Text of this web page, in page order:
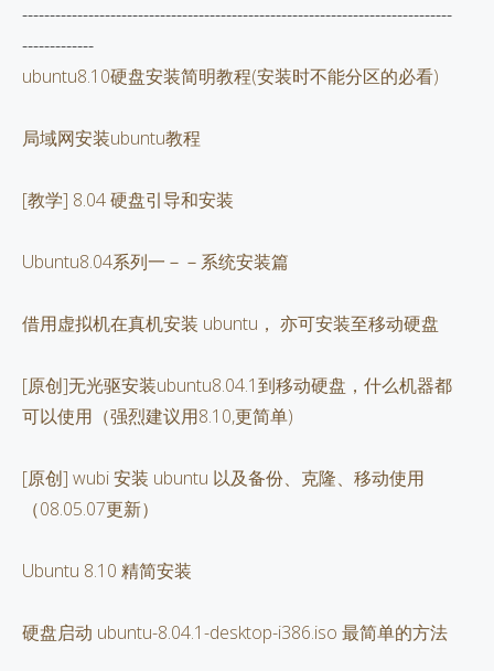
------------------------------------------------------------------------------
-------------
ubuntu8.10硬盘安装简明教程(安装时不能分区的必看)
局域网安装ubuntu教程
[教学] 8.04 硬盘引导和安装
Ubuntu8.04系列一－－系统安装篇
借用虚拟机在真机安装 ubuntu， 亦可安装至移动硬盘
[原创]无光驱安装ubuntu8.04.1到移动硬盘，什么机器都
可以使用（强烈建议用8.10,更简单)
[原创] wubi 安装 ubuntu 以及备份、克隆、移动使用
（08.05.07更新）
Ubuntu 8.10 精简安装
硬盘启动 ubuntu-8.04.1-desktop-i386.iso 最简单的方法